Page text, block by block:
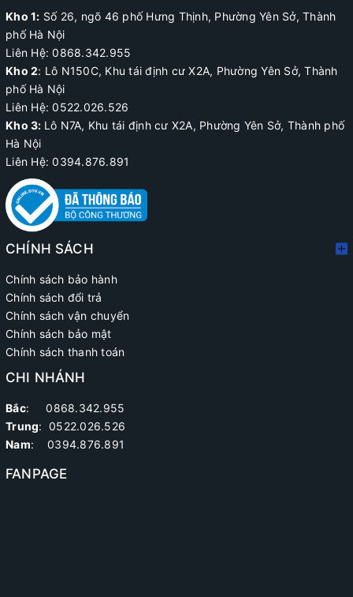
Kho 1: Số 26, ngõ 46 phố Hưng Thịnh, Phường Yên Sở, Thành
phố Hà Nội
Liên Hệ: 0868.342.955
Kho 2: Lô N150C, Khu tái định cư X2A, Phường Yên Sở, Thành
phố Hà Nội
Liên Hệ:0522.026.526
Kho 3: Lô N7A, Khu tái định cư X2A, Phường Yên Sở, Thành phố
Hà Nội
Liên Hệ: 0394.876.891
CHÍNH SÁCH
Chính sách bảo hành
Chính sách đổi trả
Chính sách vận chuyển
Chính sách bảo mật
Chính sách thanh toán
CHI NHÁNH
Bắc: 0868.342.955
Trung: 0522.026.526
Nam: 0394.876.891
FANPAGE